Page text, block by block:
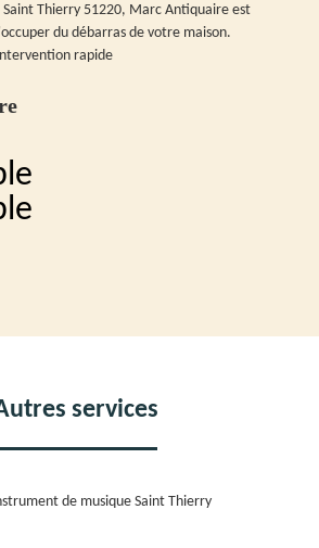
Saint Thierry 51220, Marc Antiquaire est
du débarras de votre maison.
rapide
services
de musique Saint Thierry